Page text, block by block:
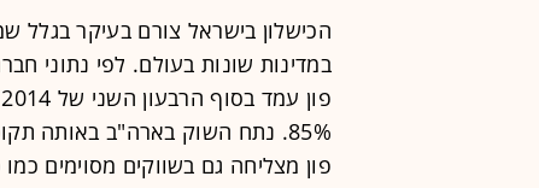
הכישלון בישראל צורם בעיקר
פון מצליחה גם בשווקים מסוימים